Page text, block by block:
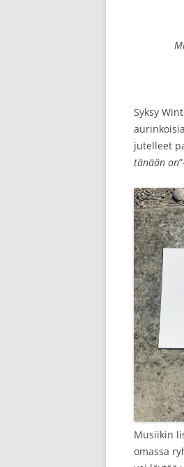
Syksy
jutelleet
tänään on
Musiikin
omassa